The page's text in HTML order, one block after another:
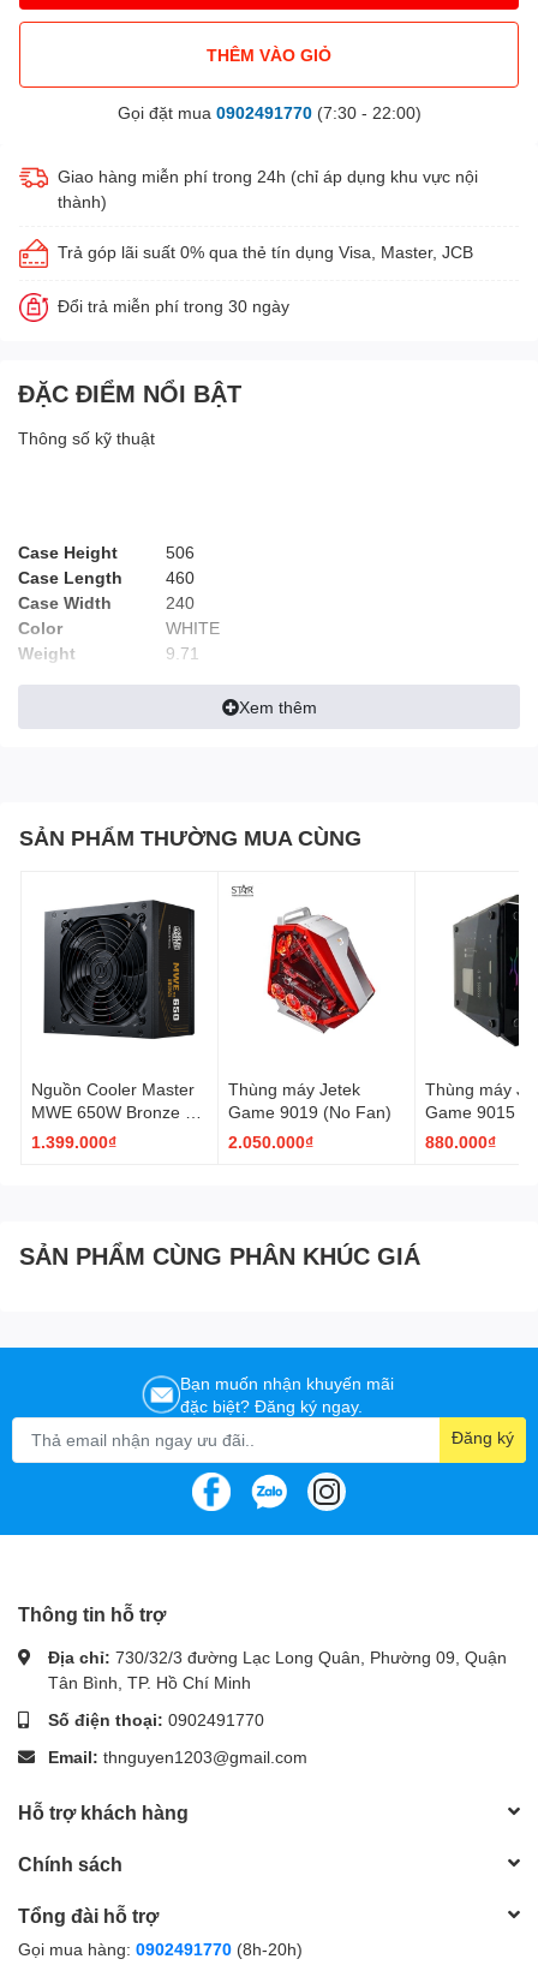
THÊM VÀO GIỎ
Gọi đặt mua 0902491770(7:30 - 22:00)
Giao hàng miễn phí trong 24h (chỉ áp dụng khu vực nội
thành)
Trả góp lãi suất 0% qua thẻ tín dụng Visa, Master, JCB
Đổi trả miễn phí trong 30 ngày
ĐẶC ĐIỂM NỔI BẬT
Thông số kỹ thuật
Case Height
506
Case Length
460
Case Width
240
Color
WHITE
Weight
9.71
120mm, 140mm, 240mm, 280mm, 360mm
Maximum GPU
Maximum PSU
180mm
Liquid Coolers
H60, H100, H115, H150 (All Series)
Case Size
NA
Case Power
Supply
ATX
Case Expansion
Slots
7 Horizontal (or 4 Vertical)
Case Front IO
1 Type-A, (1x) Audio in/out
Case Warranty
Bays
2
Xem thêm
SẢN PHẨM THƯỜNG MUA CÙNG
Nguồn Cooler Master
MWE 650W Bronze V3
230V (MPE-6501-
1.399.000₫
Thùng máy Jetek
Game 9019 (No Fan)
2.050.000₫
Thùng máy
Game 9015
880.000₫
SẢN PHẨM CÙNG PHÂN KHÚC GIÁ
Bạn muốn nhận khuyến mãi
đặc biệt? Đăng ký ngay.
Đăng ký
Thông tin hỗ trợ
Địa chỉ: 730/32/3 đường Lạc Long Quân, Phường 09, Quận
Tân Bình, TP. Hồ Chí Minh
Số điện thoại: 0902491770
Email: thnguyen1203@gmail.com
Hỗ trợ khách hàng
Chính sách
Tổng đài hỗ trợ
Gọi mua hàng: 0902491770 (8h-20h)